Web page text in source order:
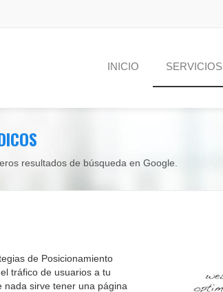
INICIO SERVICIOS
resultados de búsqueda en Google.
de Posicionamiento
tráfico de usuarios a tu
nada sirve tener una página